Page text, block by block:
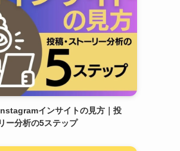
インサイトの見方｜投
ー分析の5ステップ